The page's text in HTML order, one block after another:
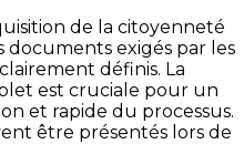
de la citoyenneté
exigés par les
définis. La
est cruciale pour un
et rapide du processus.
être présentés lors de